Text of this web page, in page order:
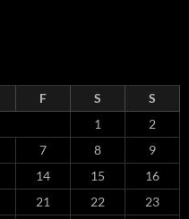
F S
S
1
2
7 8
9
14 15
16
21 22
23